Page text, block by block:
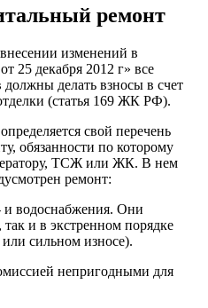
ремонт
изменений в
декабря 2012 г» все
делать взносы в счет
(статья 169 ЖК РФ).
свой перечень
обязанности по которому
ТСЖ или ЖК. В нем
ремонт:
и водоснабжения. Они
и в экстренном порядке
сильном износе).
непригодными для